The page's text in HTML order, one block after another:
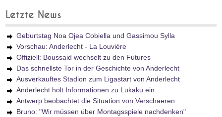
Letzte News
Geburtstag Noa Ojea Cobiella und Gassimou Sylla
Vorschau: Anderlecht - La Louvière
Offiziell: Boussaid wechselt zu den Futures
Das schnellste Tor in der Geschichte von Anderlecht
Ausverkauftes Stadion zum Ligastart von Anderlecht
Anderlecht holt Informationen zu Lukaku ein
Antwerp beobachtet die Situation von Verschaeren
Bruno: "Wir müssen über Montagsspiele nachdenken"